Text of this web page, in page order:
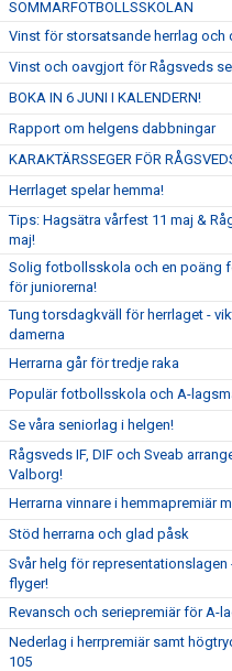
SOMMARFOTBOLLSSKOLAN
Vinst för storsatsande herrlag och
Vinst och oavgjort för Rågsveds
BOKA IN 6 JUNI I KALENDERN!
Rapport om helgens dabbningar
KARAKTÄRSSEGER FÖR
Herrlaget spelar hemma!
Tips: Hagsätra vårfest 11 maj &
maj!
Solig fotbollsskola och en poäng
för juniorerna!
Tung torsdagkväll för herrlaget -
damerna
Herrarna går för tredje raka
Populär fotbollsskola och A-
Se våra seniorlag i helgen!
Rågsveds IF, DIF och Sveab
Valborg!
Herrarna vinnare i hemmapremiär
Stöd herrarna och glad påsk
Svår helg för
flyger!
Revansch och seriepremiär för A-
Nederlag i herrpremiär samt
105